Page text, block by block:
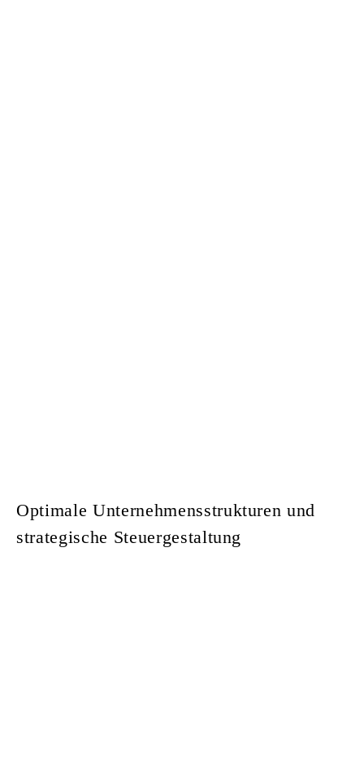
Optimale Unternehmensstrukturen und
strategische Steuergestaltung